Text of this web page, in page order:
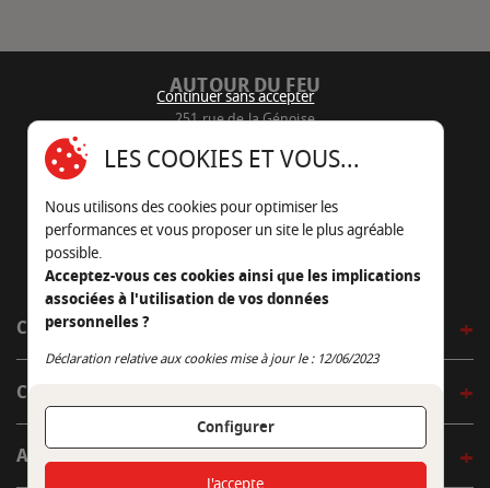
AUTOUR DU FEU
251 rue de la Génoise
05 45 22 98 09
Nous envoyer un e-mail
CÔTÉ OUTDOOR
CÔTÉ INDOOR
AUTOUR DE LA TABLE
Continuer sans accepter
LES COOKIES ET VOUS...
Nous utilisons des cookies pour optimiser les
performances et vous proposer un site le plus agréable
possible.
Acceptez-vous ces cookies ainsi que les implications
associées à l'utilisation de vos données
personnelles ?
Déclaration relative aux cookies mise à jour le : 12/06/2023
Configurer
Continuer sans accepter